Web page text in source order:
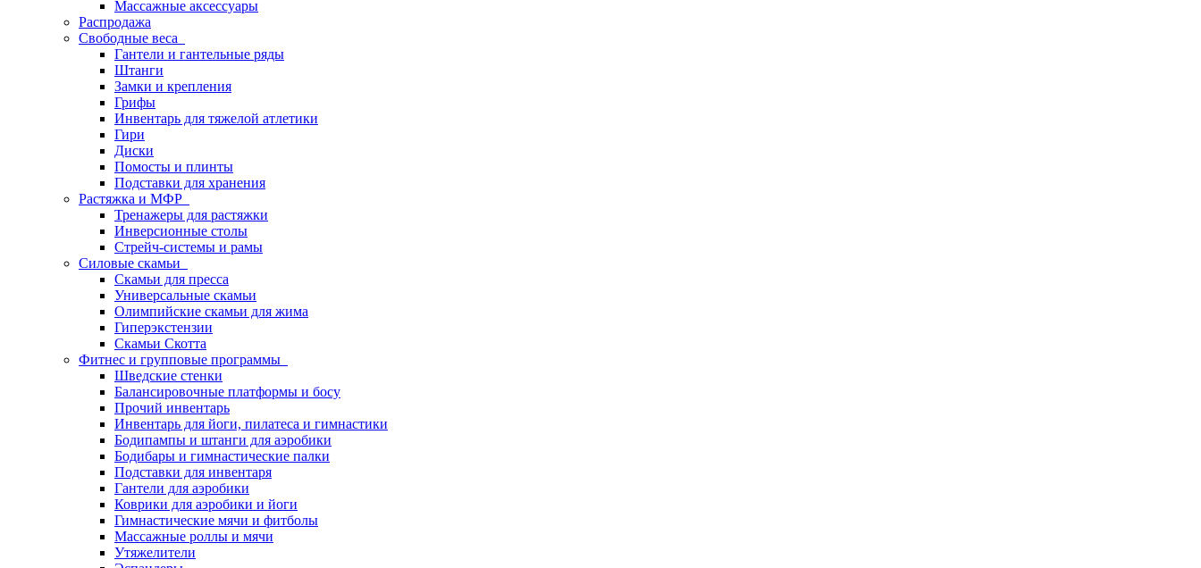
Массажные аксессуары
Распродажа
Свободные веса
Гантели и гантельные ряды
Штанги
Замки и крепления
Грифы
Инвентарь для тяжелой атлетики
Гири
Диски
Помосты и плинты
Подставки для хранения
Растяжка и МФР
Тренажеры для растяжки
Инверсионные столы
Стрейч-системы и рамы
Силовые скамьи
Скамьи для пресса
Универсальные скамьи
Олимпийские скамьи для жима
Гиперэкстензии
Скамьи Скотта
Фитнес и групповые программы
Шведские стенки
Балансировочные платформы и босу
Прочий инвентарь
Инвентарь для йоги, пилатеса и гимнастики
Бодипампы и штанги для аэробики
Бодибары и гимнастические палки
Подставки для инвентаря
Гантели для аэробики
Коврики для аэробики и йоги
Гимнастические мячи и фитболы
Массажные роллы и мячи
Утяжелители